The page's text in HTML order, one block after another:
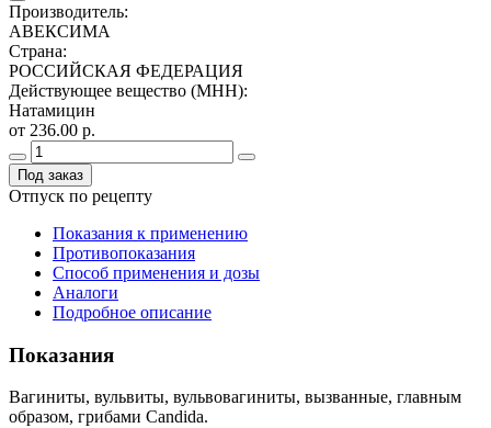
Производитель:
АВЕКСИМА
Страна:
РОССИЙСКАЯ ФЕДЕРАЦИЯ
Действующее вещество (МНН):
Натамицин
от 236.00 р.
Под заказ
Отпуск по рецепту
Показания к применению
Противопоказания
Способ применения и дозы
Аналоги
Подробное описание
Показания
Вагиниты, вульвиты, вульвовагиниты, вызванные, главным
образом, грибами Candida.